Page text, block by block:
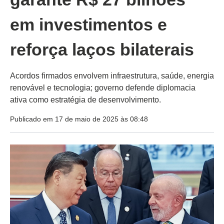
em investimentos e
reforça laços bilaterais
Acordos firmados envolvem infraestrutura, saúde, energia
renovável e tecnologia; governo defende diplomacia
ativa como estratégia de desenvolvimento.
Publicado em 17 de maio de 2025 às 08:48